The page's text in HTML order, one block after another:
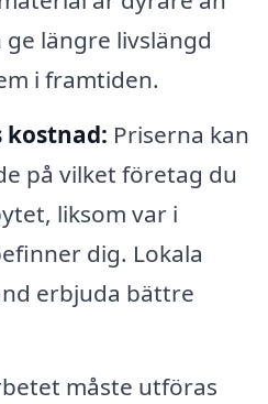
längre livslängd
i framtiden.
kostnad: Priserna kan
på vilket företag du
liksom var i
dig. Lokala
erbjuda bättre
måste utföras